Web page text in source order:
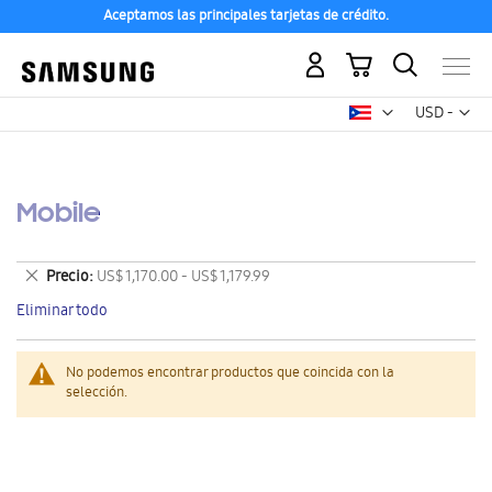
Aceptamos las principales tarjetas de crédito.
USD -
dólar
Mi carrito
Mobile
No podemos encontrar productos que coincida con la
selección.
Precio US$ 1,170.00 - US$ 1,179.99
Eliminar
este
artículo
Eliminar todo